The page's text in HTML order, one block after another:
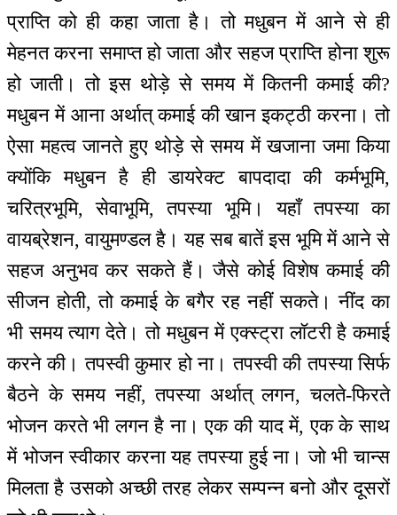
प्राप्ति को ही कहा जाता है। तो मधुबन में आने से ही
मेहनत करना समाप्त हो जाता और सहज प्राप्ति होना शुरू
हो जाती। तो इस थोड़े से समय में कितनी कमाई की?
मधुबन में आना अर्थात् कमाई की खान इकट्ठी करना। तो
ऐसा महत्व जानते हुए थोड़े से समय में खजाना जमा किया
क्योंकि मधुबन है ही डायरेक्ट बापदादा की कर्मभूमि,
चरित्रभूमि, सेवाभूमि, तपस्या भूमि। यहाँ तपस्या का
वायब्रेशन, वायुमण्डल है। यह सब बातें इस भूमि में आने से
सहज अनुभव कर सकते हैं। जैसे कोई विशेष कमाई की
सीजन होती, तो कमाई के बगैर रह नहीं सकते। नींद का
भी समय त्याग देते। तो मधुबन में एक्स्ट्रा लॉटरी है कमाई
करने की। तपस्वी कुमार हो ना। तपस्वी की तपस्या सिर्फ
बैठने के समय नहीं, तपस्या अर्थात् लगन, चलते-फिरते
भोजन करते भी लगन है ना। एक की याद में, एक के साथ
में भोजन स्वीकार करना यह तपस्या हुई ना। जो भी चान्स
मिलता है उसको अच्छी तरह लेकर सम्पन्न बनो और दूसरों